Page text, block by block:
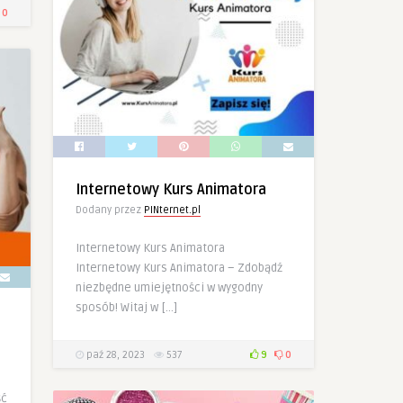
0
Internetowy Kurs Animatora
Dodany przez PINternet.pl
Internetowy Kurs Animatora
Internetowy Kurs Animatora – Zdobądź
niezbędne umiejętności w wygodny
sposób! Witaj w […]
paź 28, 2023 537 9 0